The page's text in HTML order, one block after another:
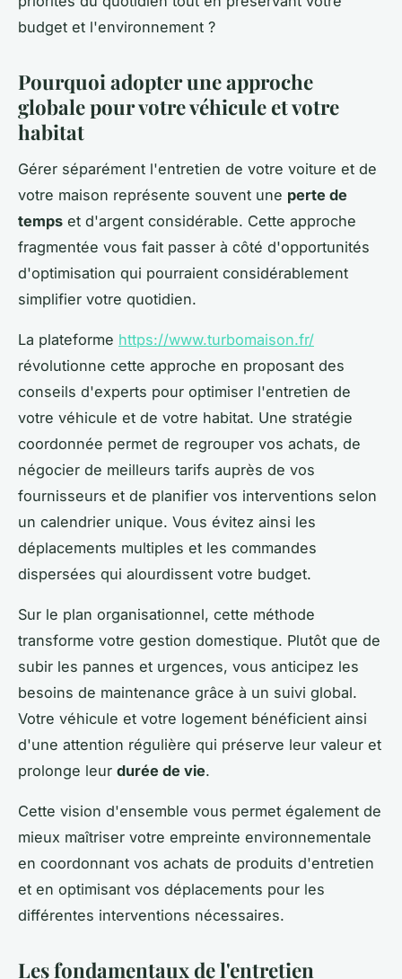
budget et l'environnement ?
Pourquoi adopter une approche
globale pour votre véhicule et votre
habitat
Gérer séparément l'entretien de votre voiture et de
votre maison représente souvent une perte de
temps et d'argent considérable. Cette approche
fragmentée vous fait passer à côté d'opportunités
d'optimisation qui pourraient considérablement
simplifier votre quotidien.
La plateforme https://www.turbomaison.fr/
révolutionne cette approche en proposant des
conseils d'experts pour optimiser l'entretien de
votre véhicule et de votre habitat. Une stratégie
coordonnée permet de regrouper vos achats, de
négocier de meilleurs tarifs auprès de vos
fournisseurs et de planifier vos interventions selon
un calendrier unique. Vous évitez ainsi les
déplacements multiples et les commandes
dispersées qui alourdissent votre budget.
Sur le plan organisationnel, cette méthode
transforme votre gestion domestique. Plutôt que de
subir les pannes et urgences, vous anticipez les
besoins de maintenance grâce à un suivi global.
Votre véhicule et votre logement bénéficient ainsi
d'une attention régulière qui préserve leur valeur et
prolonge leur durée de vie.
Cette vision d'ensemble vous permet également de
mieux maîtriser votre empreinte environnementale
en coordonnant vos achats de produits d'entretien
et en optimisant vos déplacements pour les
différentes interventions nécessaires.
Les fondamentaux de l'entretien